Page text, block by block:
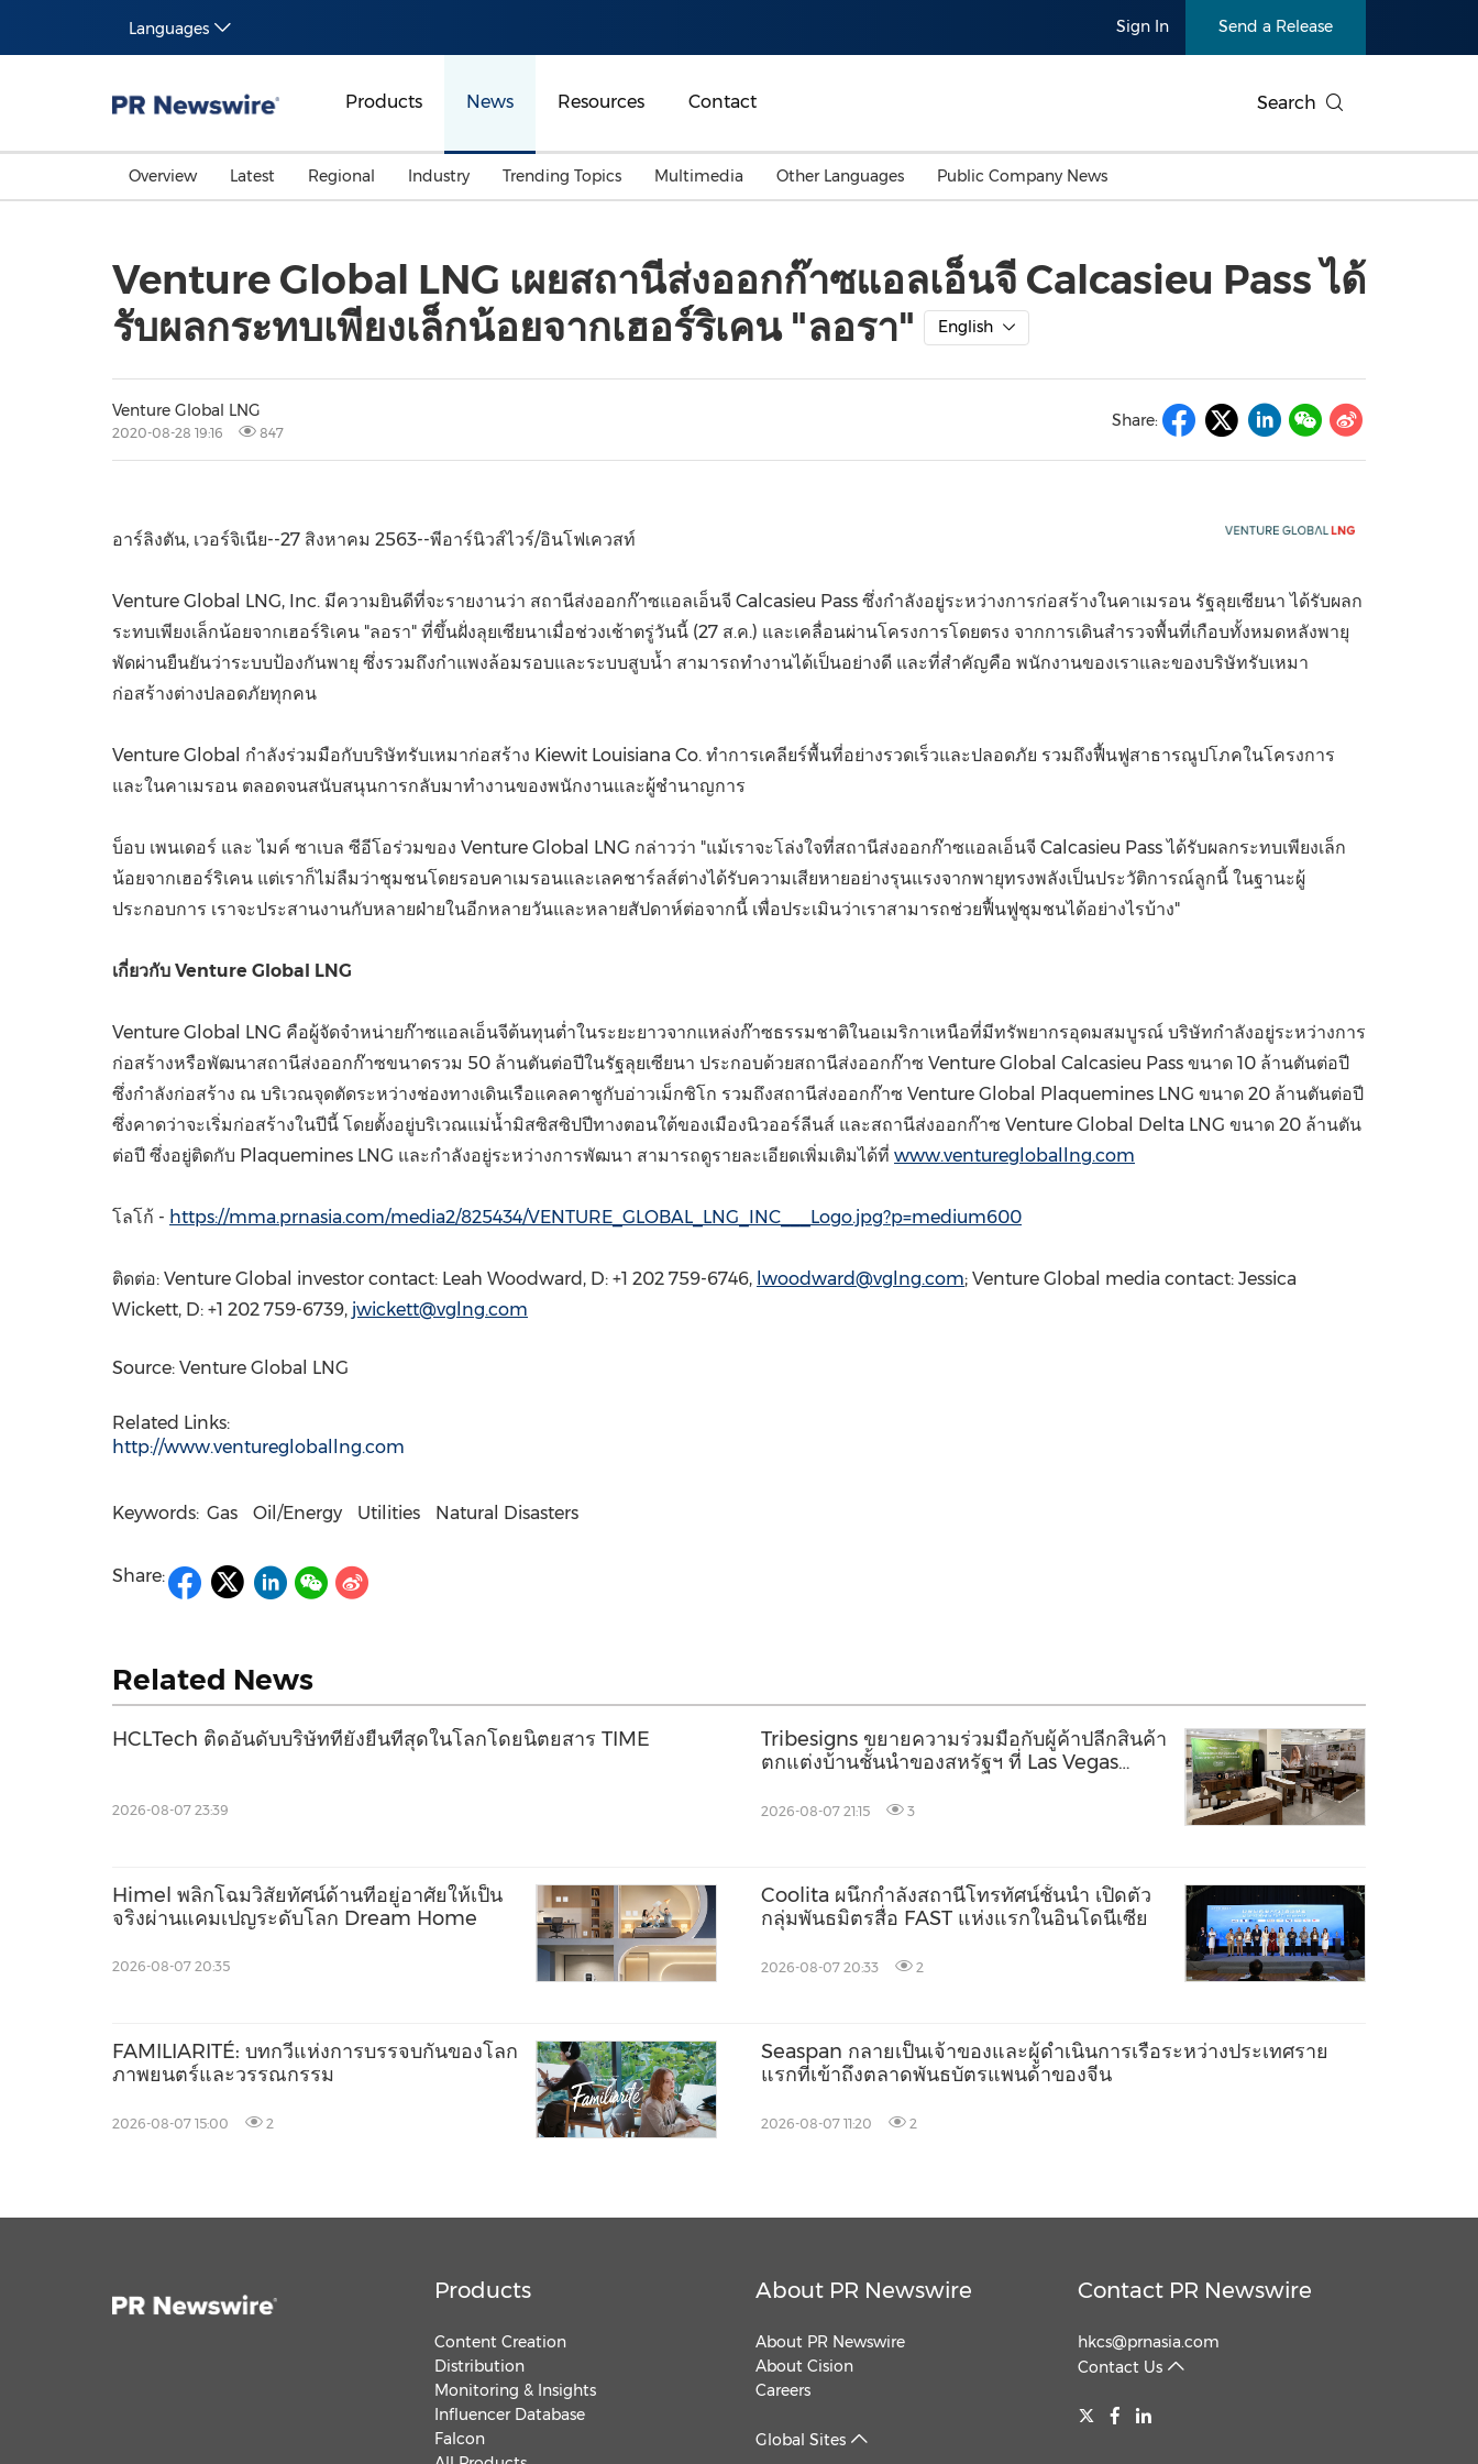
Languages Sign In Send a Release
Products News Resources Contact Search
Overview Latest Regional
Malaysia
Singapore
Australia
Industry
Energy
Entertainment & Media
General Business
Trending Topics
Investment & Financing Carbon Neutral
Governance (ESG)
Artificial Intelligence
China International Import Expo
Multimedia Other Languages Public Company News
Venture Global LNG เผยสถานีส่งออกก๊าซแอลเอ็นจี Calcasieu Pass ได้
รับผลกระทบเพียงเล็กน้อยจากเฮอร์ริเคน "ลอรา"
English
Venture Global LNG
2020-08-28 19:16 847
Share:
อาร์ลิงตัน, เวอร์จิเนีย--27 สิงหาคม 2563--พีอาร์นิวส์ไวร์/อินโฟเควสท์
Venture Global LNG, Inc. มีความยินดีที่จะรายงานว่า สถานีส่งออกก๊าซแอลเอ็นจี Calcasieu Pass ซึ่งกำลังอยู่ระหว่างการก่อสร้างในคาเมรอน รัฐลุยเซียนา ได้รับผลก
ระทบเพียงเล็กน้อยจากเฮอร์ริเคน "ลอรา" ที่ขึ้นฝั่งลุยเซียนาเมื่อช่วงเช้าตรู่วันนี้ (27 ส.ค.) และเคลื่อนผ่านโครงการโดยตรง จากการเดินสำรวจพื้นที่เกือบทั้งหมดหลังพายุ
พัดผ่านยืนยันว่าระบบป้องกันพายุ ซึ่งรวมถึงกำแพงล้อมรอบและระบบสูบน้ำ สามารถทำงานได้เป็นอย่างดี และที่สำคัญคือ พนักงานของเราและของบริษัทรับเหมา
ก่อสร้างต่างปลอดภัยทุกคน
Venture Global กำลังร่วมมือกับบริษัทรับเหมาก่อสร้าง Kiewit Louisiana Co. ทำการเคลียร์พื้นที่อย่างรวดเร็วและปลอดภัย รวมถึงฟื้นฟูสาธารณูปโภคในโครงการ
และในคาเมรอน ตลอดจนสนับสนุนการกลับมาทำงานของพนักงานและผู้ชำนาญการ
บ็อบ เพนเดอร์ และ ไมค์ ซาเบล ซีอีโอร่วมของ Venture Global LNG กล่าวว่า "แม้เราจะโล่งใจที่สถานีส่งออกก๊าซแอลเอ็นจี Calcasieu Pass ได้รับผลกระทบเพียงเล็ก
น้อยจากเฮอร์ริเคน แต่เราก็ไม่ลืมว่าชุมชนโดยรอบคาเมรอนและเลคชาร์ลส์ต่างได้รับความเสียหายอย่างรุนแรงจากพายุทรงพลังเป็นประวัติการณ์ลูกนี้ ในฐานะผู้
ประกอบการ เราจะประสานงานกับหลายฝ่ายในอีกหลายวันและหลายสัปดาห์ต่อจากนี้ เพื่อประเมินว่าเราสามารถช่วยฟื้นฟูชุมชนได้อย่างไรบ้าง"
เกี่ยวกับ Venture Global LNG
Venture Global LNG คือผู้จัดจำหน่ายก๊าซแอลเอ็นจีต้นทุนต่ำในระยะยาวจากแหล่งก๊าซธรรมชาติในอเมริกาเหนือที่มีทรัพยากรอุดมสมบูรณ์ บริษัทกำลังอยู่ระหว่างการ
ก่อสร้างหรือพัฒนาสถานีส่งออกก๊าซขนาดรวม 50 ล้านตันต่อปีในรัฐลุยเซียนา ประกอบด้วยสถานีส่งออกก๊าซ Venture Global Calcasieu Pass ขนาด 10 ล้านตันต่อปี
ซึ่งกำลังก่อสร้าง ณ บริเวณจุดตัดระหว่างช่องทางเดินเรือแคลคาชูกับอ่าวเม็กซิโก รวมถึงสถานีส่งออกก๊าซ Venture Global Plaquemines LNG ขนาด 20 ล้านตันต่อปี
ซึ่งคาดว่าจะเริ่มก่อสร้างในปีนี้ โดยตั้งอยู่บริเวณแม่น้ำมิสซิสซิปปีทางตอนใต้ของเมืองนิวออร์ลีนส์ และสถานีส่งออกก๊าซ Venture Global Delta LNG ขนาด 20 ล้านตัน
ต่อปี ซึ่งอยู่ติดกับ Plaquemines LNG และกำลังอยู่ระหว่างการพัฒนา สามารถดูรายละเอียดเพิ่มเติมได้ที่ www.venturegloballng.com
โลโก้ - https://mma.prnasia.com/media2/825434/VENTURE_GLOBAL_LNG_INC___Logo.jpg?p=medium600
ติดต่อ: Venture Global investor contact: Leah Woodward , D: +1 202 759-6746, lwoodward@vglng.com; Venture Global media contact: Jessica
Wickett, D: +1 202 759-6739, jwickett@vglng.com
Source: Venture Global LNG
Related Links:
http://www.venturegloballng.com
Keywords: Gas Oil/Energy Utilities Natural Disasters
Share:
Related News
HCLTech ติดอันดับบริษัทที่ยั่งยืนที่สุดในโลกโดยนิตยสาร TIME
2026-08-07 23:39
Tribesigns ขยายความร่วมมือกับผู้ค้าปลีกสินค้า
ตกแต่งบ้านชั้นนำของสหรัฐฯ ที่ Las Vegas
2026-08-07 21:15 3
Himel พลิกโฉมวิสัยทัศน์ด้านที่อยู่อาศัยให้เป็น
จริงผ่านแคมเปญระดับโลก Dream Home
2026-08-07 20:35
Coolita ผนึกกำลังสถานีโทรทัศน์ชั้นนำ เปิดตัว
กลุ่มพันธมิตรสื่อ FAST แห่งแรกในอินโดนีเซีย
2026-08-07 20:33 2
FAMILIARITÉ: บทกวีแห่งการบรรจบกันของโลก
ภาพยนตร์และวรรณกรรม
2026-08-07 15:00 2
Seaspan กลายเป็นเจ้าของและผู้ดำเนินการเรือระหว่างประเทศราย
แรกที่เข้าถึงตลาดพันธบัตรแพนด้าของจีน
2026-08-07 11:20 2
Products
Content Creation
Distribution
Monitoring & Insights
Influencer Database
Falcon
About PR Newswire
About PR Newswire
About Cision
Careers
Global Sites
Contact PR Newswire
hkcs@prnasia.com
Contact Us